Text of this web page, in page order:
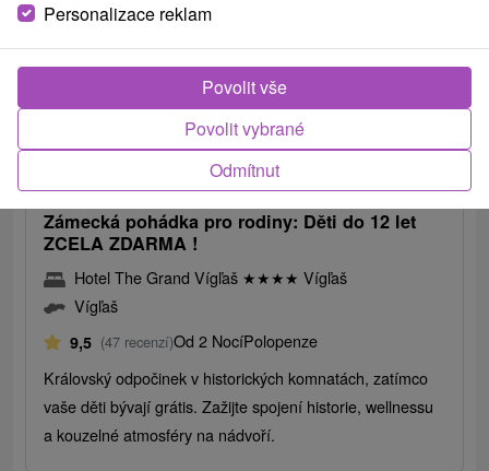
od2 090,30Kč
Zámecká pohádka pro rodiny: Děti do 12 let
ZCELA ZDARMA !
Hotel The Grand Vígľaš ★★★★ Vígľaš
Vígľaš
9,5 (47 recenzí)Od 2 NocíPolopenze
Královský odpočinek v historických komnatách, zatímco
vaše děti bývají grátis. Zažijte spojení historie, wellnessu
a kouzelné atmosféry na nádvoří.
Personalizace reklam
Odmítnut
Povolit vybrané
Povolit vše